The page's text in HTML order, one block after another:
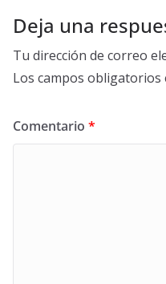
Deja una
Tu dirección de correo
Los campos obligatorios
Comentario *